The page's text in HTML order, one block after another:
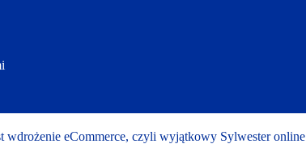
eCommerce, czyli wyjątkowy Sylwester online